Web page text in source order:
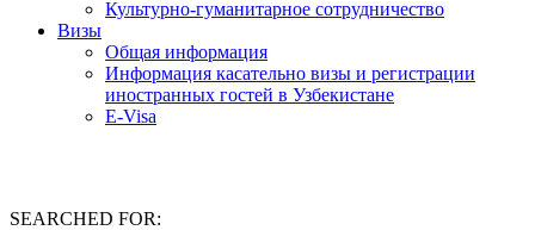
Культурно-гуманитарное сотрудничество
Визы
Общая информация
Информация касательно визы и регистрации
иностранных гостей в Узбекистане
E-Visa
SEARCHED FOR: